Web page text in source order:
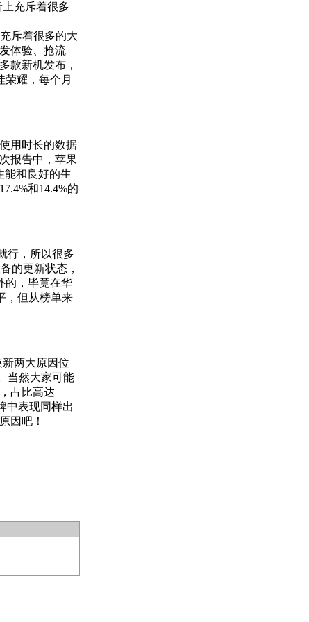
充斥着很多
斥着很多的大
体验、抢流
款新机发布，
荣耀，每个月
用时长的数据
报告中，苹果
能和良好的生
和14.4%的
行，所以很多
的更新状态，
的，‌‌毕竟在华
，‌‌但从榜单来
两大原因位
当然大家可能
占比高达
中表现同样出
因吧！